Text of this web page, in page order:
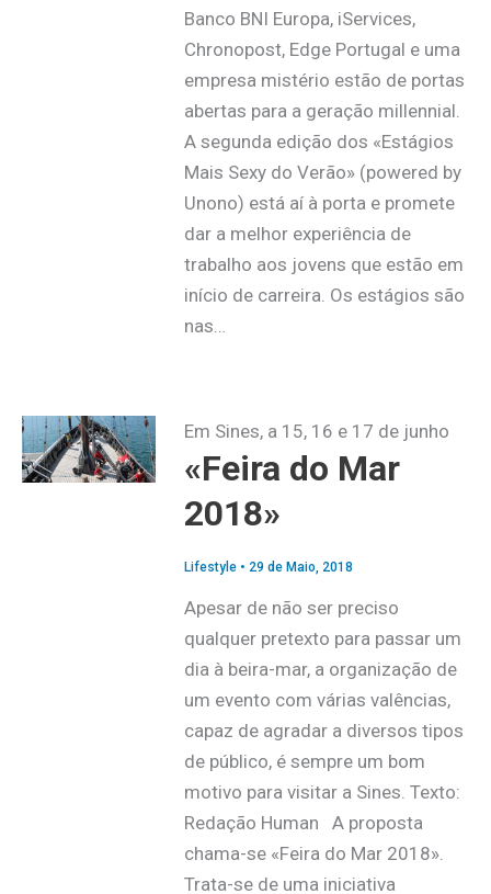
Banco BNI Europa, iServices,
Chronopost, Edge Portugal e uma
empresa mistério estão de portas
abertas para a geração millennial.
A segunda edição dos «Estágios
Mais Sexy do Verão» (powered by
Unono) está aí à porta e promete
dar a melhor experiência de
trabalho aos jovens que estão em
início de carreira. Os estágios são
nas…
Em Sines, a 15, 16 e 17 de junho
«Feira do Mar
2018»
Lifestyle• 29 de Maio, 2018
Apesar de não ser preciso
qualquer pretexto para passar um
dia à beira-mar, a organização de
um evento com várias valências,
capaz de agradar a diversos tipos
de público, é sempre um bom
motivo para visitar a Sines. Texto:
Redação Human A proposta
chama-se «Feira do Mar 2018».
Trata-se de uma iniciativa